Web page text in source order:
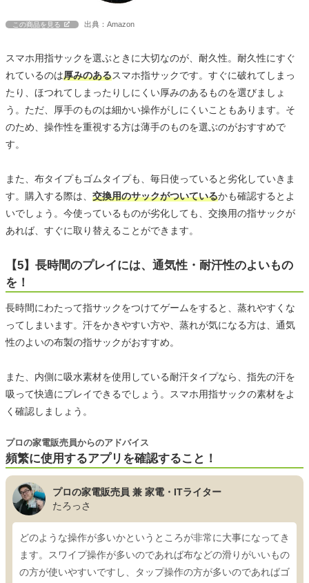
この商品を見る 出典：Amazon
スマホ用指サックを選ぶときに大切なのが、耐久性。耐久性にすぐ
れているのは厚みのあるスマホ指サックです。すぐに破れてしまっ
たり、ほつれてしまったりしにくい厚みのあるものを選びましょ
う。ただ、厚手のものは細かい操作がしにくいこともあります。そ
のため、操作性を重視する方は薄手のものを選ぶのがおすすめで
す。
また、布タイプもゴムタイプも、毎日使っていると劣化していきま
す。購入する際は、 交換用のサックがついているかも確認するとよ
いでしょう。今使っているものが劣化しても、交換用の指サックが
あれば、すぐに取り替えることができます。
【5】長時間のプレイには、通気性・耐汗性のよいもの
を！
長時間にわたって指サックをつけてゲームをすると、蒸れやすくな
ってしまいます。汗をかきやすい方や、蒸れが気になる方は、通気
性のよいの布製の指サックがおすすめ。
また、内側に吸水素材を使用している耐汗タイプなら、指先の汗を
吸って快適にプレイできるでしょう。スマホ用指サックの素材をよ
く確認しましょう。
頻繁に使用するアプリを確認すること！
プロの家電販売員からのアドバイス
プロの家電販売員 兼 家電・ITライター
たろっさ
どのような操作が多いかというところが非常に大事になってき
ます。スワイプ操作が多いのであれば布などの滑りがいいもの
の方が使いやすいですし、タップ操作の方が多いのであればゴ